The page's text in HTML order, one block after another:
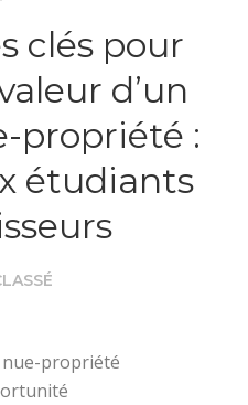
clés pour
d’un
propriété :
étudiants
propriété